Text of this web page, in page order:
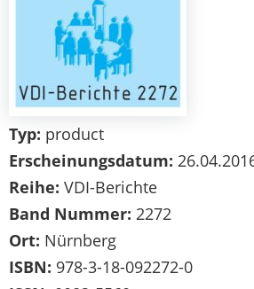
Typ: product
Erscheinungsdatum:
Reihe: VDI-Berichte
Band Nummer: 2272
Ort: Nürnberg
ISBN: 978-3-18-092272-0